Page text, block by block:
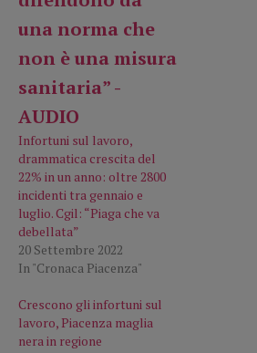
Infortuni sul lavoro,
drammatica crescita del
22% in un anno: oltre 2800
incidenti tra gennaio e
luglio. Cgil: “Piaga che va
debellata”
20 Settembre 2022
In "Cronaca Piacenza"
Crescono gli infortuni sul
lavoro, Piacenza maglia
nera in regione